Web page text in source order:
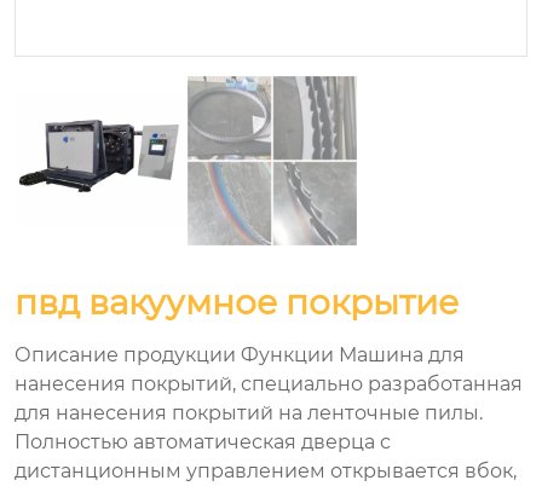
пвд вакуумное покрытие
Описание продукции Функции Машина для
нанесения покрытий, специально разработанная
для нанесения покрытий на ленточные пилы.
Полностью автоматическая дверца с
дистанционным управлением открывается вбок,